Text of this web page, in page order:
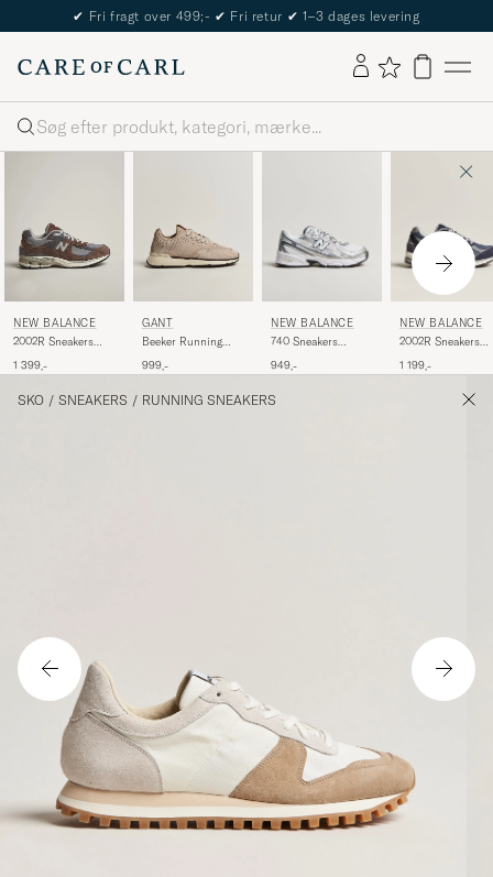
The Care of Carl Passport
Søg
NEW BALANCE
2002R Sneakers
1 399,-
GANT
Beeker Running
999,-
NEW BALANCE
740 Sneakers
949,-
NEW BALANCE
2002R Sneakers
1 199,-
SKO / SNEAKERS / RUNNING SNEAKERS